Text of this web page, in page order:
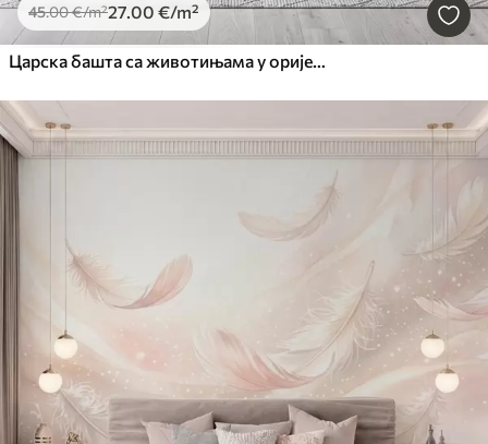
45.00€/m²27.00 €/m²
Царска башта са животињама у оријенталном стилу — мајмуном, леопардом, тигром, пауном и чапљом